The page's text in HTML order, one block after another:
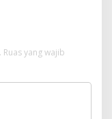
Ruas yang wajib